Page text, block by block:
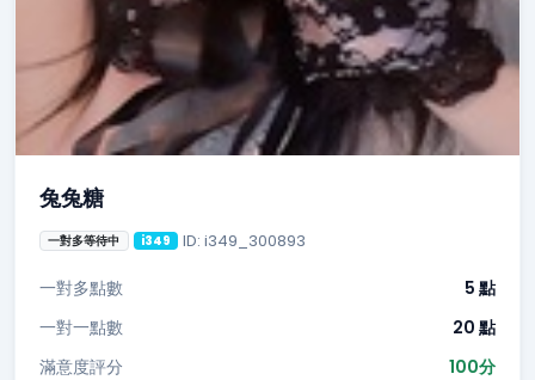
兔兔糖
一對多等待中 i349 ID: i349_300893
一對多點數
5 點
一對一點數
20 點
滿意度評分
100分